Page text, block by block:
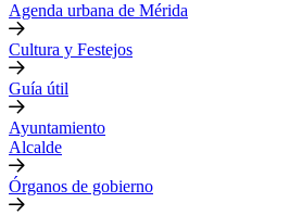
Agenda urbana de Mérida
Cultura y Festejos
Guía útil
Ayuntamiento
Alcalde
Órganos de gobierno